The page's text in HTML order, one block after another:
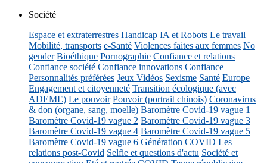
Société
Espace et extraterrestres Handicap IA et Robots Le travail
Mobilité, transports e-Santé Violences faites aux femmes No
gender Bioéthique Pornographie Confiance et relations
Confiance société Confiance innovations Confiance
Personnalités préférées Jeux Vidéos Sexisme Santé Europe
Engagement et citoyenneté Transition écologique (avec
ADEME) Le pouvoir Pouvoir (portrait chinois) Coronavirus
& don (organe, sang, moelle) Baromètre Covid-19 vague 1
Baromètre Covid-19 vague 2 Baromètre Covid-19 vague 3
Baromètre Covid-19 vague 4 Baromètre Covid-19 vague 5
Baromètre Covid-19 vague 6 Génération COVID Les
relations post-Covid Selfie et questions d'actu Société et